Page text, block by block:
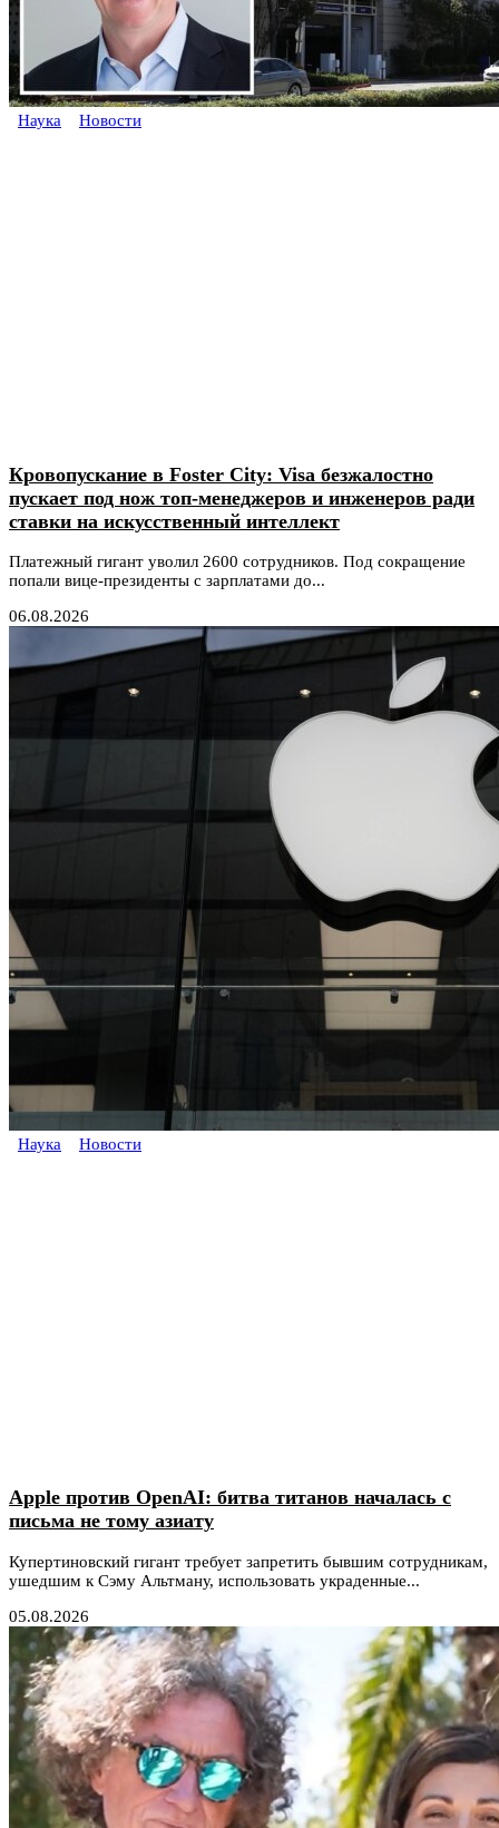
Наука Новости
Кровопускание в Foster City: Visa безжалостно
пускает под нож топ-менеджеров и инженеров ради
ставки на искусственный интеллект
Платежный гигант уволил 2600 сотрудников. Под сокращение
попали вице-президенты с зарплатами до...
06.08.2026
Наука Новости
Apple против OpenAI: битва титанов началась с
письма не тому азиату
Купертиновский гигант требует запретить бывшим сотрудникам,
ушедшим к Сэму Альтману, использовать украденные...
05.08.2026